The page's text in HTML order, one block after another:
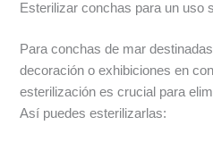
Esterilizar conchas para un uso
Para conchas de mar
decoración o exhibiciones en
esterilización es crucial para
Así puedes esterilizarlas: